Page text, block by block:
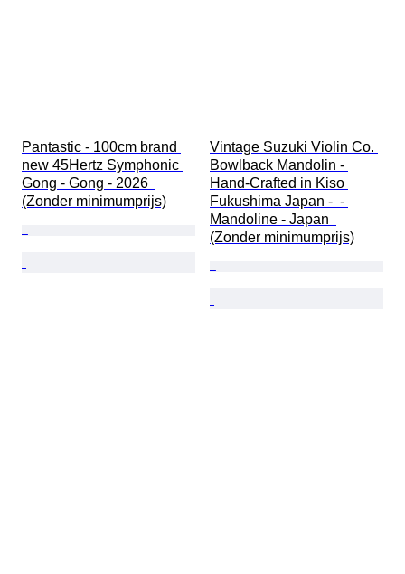
Pantastic - 100cm brand
new 45Hertz Symphonic
Gong - Gong - 2026
(Zonder minimumprijs)
Vintage Suzuki Violin Co.
Bowlback Mandolin -
Hand-Crafted in Kiso
Fukushima Japan -  -
Mandoline - Japan
(Zonder minimumprijs)